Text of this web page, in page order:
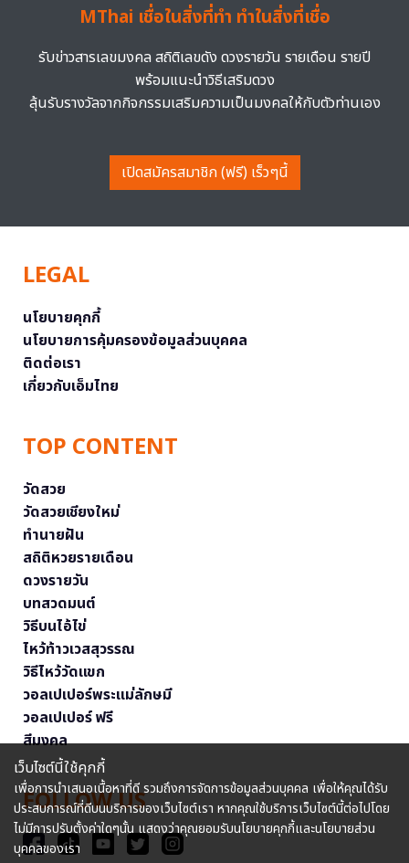
MThai เชื่อในสิ่งที่ทำ ทำในสิ่งที่เชื่อ
รับข่าวสารเลขมงคล สถิติเลขดัง ดวงรายวัน รายเดือน รายปี
พร้อมแนะนำวิธีเสริมดวง
ลุ้นรับรางวัลจากกิจกรรมเสริมความเป็นมงคลให้กับตัวท่านเอง
เปิดสมัครสมาชิก (ฟรี) เร็วๆนี้
LEGAL
นโยบายคุกกี้
นโยบายการคุ้มครองข้อมูลส่วนบุคคล
ติดต่อเรา
เกี่ยวกับเอ็มไทย
TOP CONTENT
วัดสวย
วัดสวยเชียงใหม่
ทำนายฝัน
สถิติหวยรายเดือน
ดวงรายวัน
บทสวดมนต์
วิธีบนไอ้ไข่
ไหว้ท้าวเวสสุวรรณ
วิธีไหว้วัดแขก
วอลเปเปอร์พระแม่ลักษมี
วอลเปเปอร์ ฟรี
สีมงคล
FOLLOW US
เว็บไซต์นี้ใช้คุกกี้
เพื่อการนำเสนอเนื้อหาที่ดี รวมถึงการจัดการข้อมูลส่วนบุคคล เพื่อให้คุณได้รับ
ประสบการณ์ที่ดีบนบริการของเว็บไซต์เรา หากคุณใช้บริการเว็บไซต์นี้ต่อไปโดย
ไม่มีการปรับตั้งค่าใดๆนั้น แสดงว่าคุณยอมรับนโยบายคุกกี้และนโยบายส่วน
บุคคลของเรา